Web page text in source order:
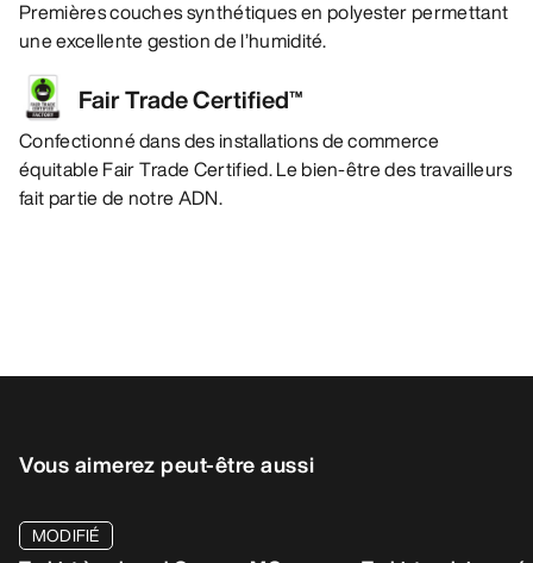
Premières couches synthétiques en polyester permettant
une excellente gestion de l’humidité.
Fair Trade Certified™
Confectionné dans des installations de commerce
équitable Fair Trade Certified. Le bien-être des travailleurs
fait partie de notre ADN.
Vous aimerez peut-être aussi